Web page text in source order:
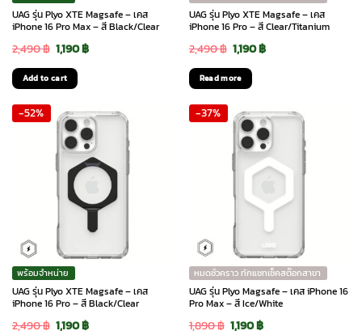
UAG รุ่น Plyo XTE Magsafe – เคส
iPhone 16 Pro Max – สี Black/Clear
2,490฿ Original
price
was:
2,490 ฿.
1,190฿Current
1,190 ฿.
Add to cart
UAG รุ่น Plyo XTE Magsafe – เคส
iPhone 16 Pro – สี Clear/Titanium
2,490฿ Original
price
was:
2,490 ฿.
1,190฿Current
1,190 ฿.
Read more
-52%
พร้อมจำหน่าย
UAG รุ่น Plyo XTE Magsafe – เคส
iPhone 16 Pro – สี Black/Clear
2,490฿ Original
1,190฿Current
-37%
หมดชั่วคราว ทักแชทเช็คสต๊อกสาขา
UAG รุ่น Plyo Magsafe – เคส iPhone 16
Pro Max – สี Ice/White
1,890฿ Original
1,190฿Current